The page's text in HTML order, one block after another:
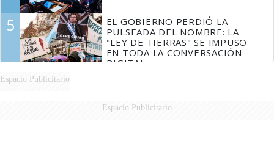
5
EL GOBIERNO PERDIÓ LA
PULSEADA DEL NOMBRE: LA
"LEY DE TIERRAS" SE IMPUSO
EN TODA LA CONVERSACIÓN
DIGITAL
Espacio Publicitario
Espacio Publicitario